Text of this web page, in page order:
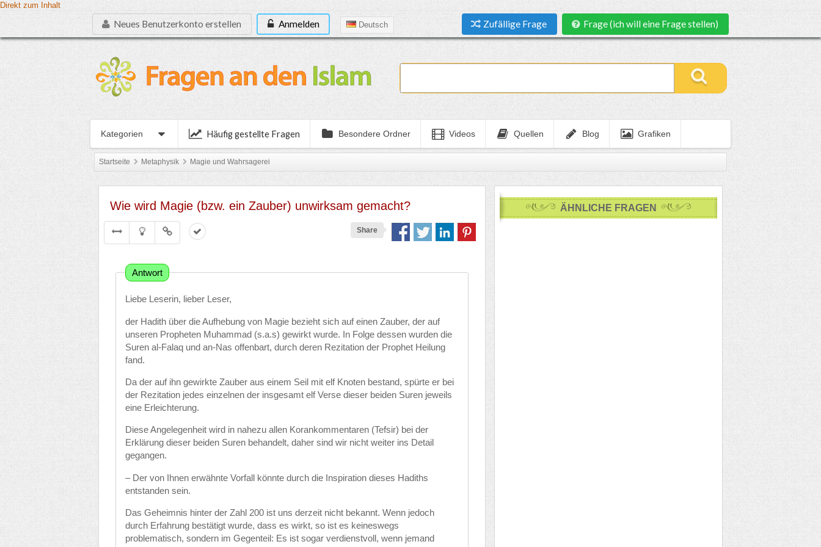
Direkt zum Inhalt
Neues Benutzerkonto erstellen Anmelden Deutsch Zufällige Frage Frage (ich will eine Frage stellen)
Kategorien Häufig gestellte Fragen Besondere Ordner Videos Quellen Blog Grafiken
Startseite Metaphysik Magie und Wahrsagerei
Wie wird Magie (bzw. ein Zauber) unwirksam gemacht?
Share
Antwort
Liebe Leserin, lieber Leser,
der Hadith über die Aufhebung von Magie bezieht sich auf einen Zauber, der auf
unseren Propheten Muhammad (s.a.s) gewirkt wurde. In Folge dessen wurden die
Suren al-Falaq und an-Nas offenbart, durch deren Rezitation der Prophet Heilung
fand.
Da der auf ihn gewirkte Zauber aus einem Seil mit elf Knoten bestand, spürte er bei
der Rezitation jedes einzelnen der insgesamt elf Verse dieser beiden Suren jeweils
eine Erleichterung.
Diese Angelegenheit wird in nahezu allen Korankommentaren (Tefsir) bei der
Erklärung dieser beiden Suren behandelt, daher sind wir nicht weiter ins Detail
gegangen.
– Der von Ihnen erwähnte Vorfall könnte durch die Inspiration dieses Hadiths
entstanden sein.
Das Geheimnis hinter der Zahl 200 ist uns derzeit nicht bekannt. Wenn jedoch
durch Erfahrung bestätigt wurde, dass es wirkt, so ist es keineswegs
problematisch, sondern im Gegenteil: Es ist sogar verdienstvoll, wenn jemand
ÄHNLICHE FRAGEN